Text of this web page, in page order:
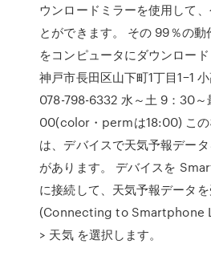
ウンロードミラーを使用して
とができます。 その 99％の
をコンピュータにダウンロー
神戸市長田区山下町1丁目1−1
078-798-6332 水～土 9：30～
00(color・permは18:00) この
は、デバイスで天気予報デー
があります。 デバイスを
に接続して、天気予報データ
(Connecting to Smartphone
> 天気 を選択します。